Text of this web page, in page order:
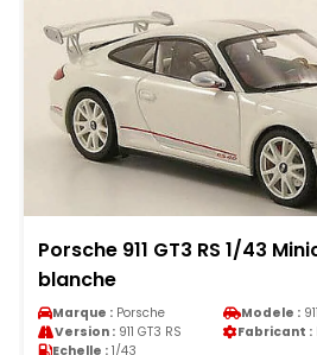
Porsche 911 GT3 RS 1/43
blanche
Marque : Porsche Modele : 911
Version : 911 GT3 RS Fabricant :
Echelle : 1/43